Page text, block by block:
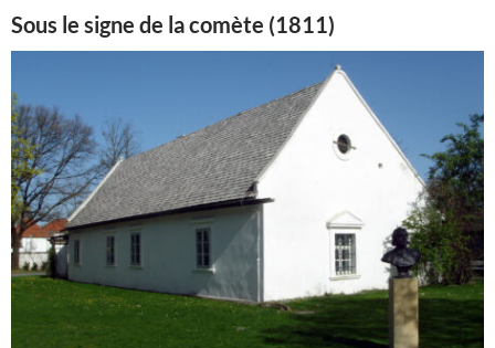
Sous le signe de la comète (1811)